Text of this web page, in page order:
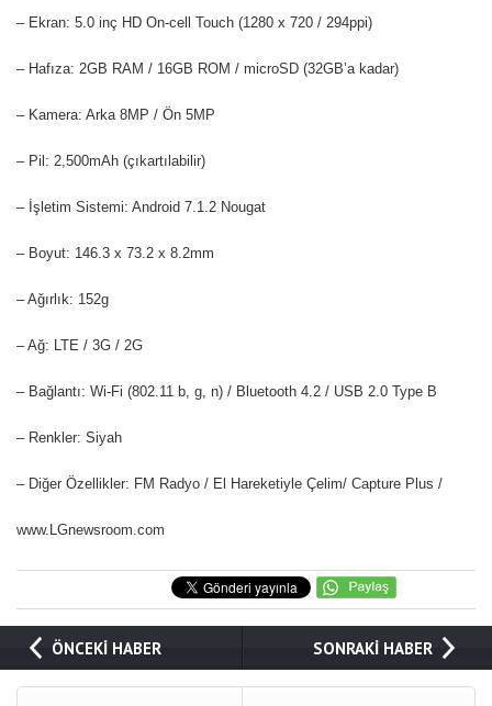
– Ekran: 5.0 inç HD On-cell Touch (1280 x 720 / 294ppi)
– Hafıza: 2GB RAM / 16GB ROM / microSD (32GB’a kadar)
– Kamera: Arka 8MP / Ön 5MP
– Pil: 2,500mAh (çıkartılabilir)
– İşletim Sistemi: Android 7.1.2 Nougat
– Boyut: 146.3 x 73.2 x 8.2mm
– Ağırlık: 152g
– Ağ: LTE / 3G / 2G
– Bağlantı: Wi-Fi (802.11 b, g, n) / Bluetooth 4.2 / USB 2.0 Type B
– Renkler: Siyah
– Diğer Özellikler: FM Radyo / El Hareketiyle Çelim/ Capture Plus /
www.LGnewsroom.com
ÖNCEKİ HABER SONRAKİ HABER